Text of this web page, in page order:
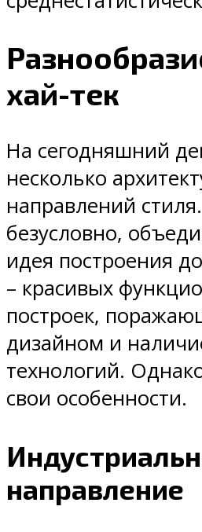
хай-тек
На сегодняшний
несколько
направлений
безусловно,
идея построения
– красивых
построек,
дизайном и
технологий.
свои особенности.
направление